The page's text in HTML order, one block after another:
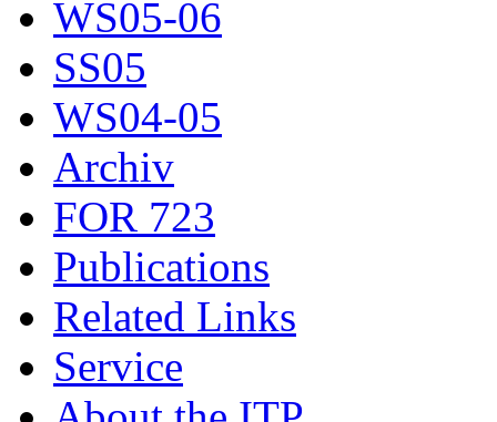
WS05-06
SS05
WS04-05
Archiv
FOR 723
Publications
Related Links
Service